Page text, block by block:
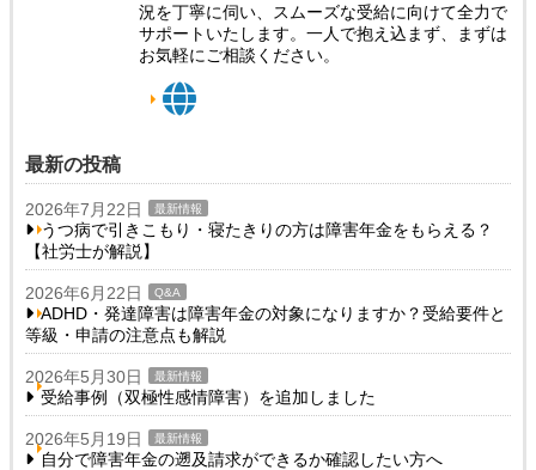
況を丁寧に伺い、スムーズな受給に向けて全力で
サポートいたします。一人で抱え込まず、まずは
お気軽にご相談ください。
最新の投稿
2026年7月22日 最新情報
うつ病で引きこもり・寝たきりの方は障害年金をもらえる？
【社労士が解説】
2026年6月22日 Q&A
ADHD・発達障害は障害年金の対象になりますか？受給要件と
等級・申請の注意点も解説
2026年5月30日 最新情報
受給事例（双極性感情障害）を追加しました
2026年5月19日 最新情報
自分で障害年金の遡及請求ができるか確認したい方へ